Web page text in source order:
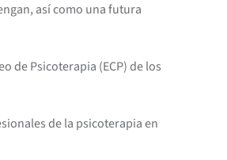
así como una futura
de Psicoterapia (ECP) de los
de la psicoterapia en